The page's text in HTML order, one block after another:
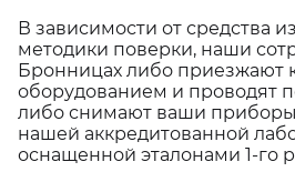
В зависимости от средства
методики поверки, наши
Бронницах либо приезжают
оборудованием и проводят
либо снимают ваши
нашей аккредитованной
оснащенной эталонами 1-го